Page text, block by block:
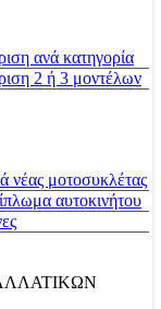
ανά κατηγορία
2 ή 3 μοντέλων
νέας μοτοσυκλέτας
αυτοκινήτου